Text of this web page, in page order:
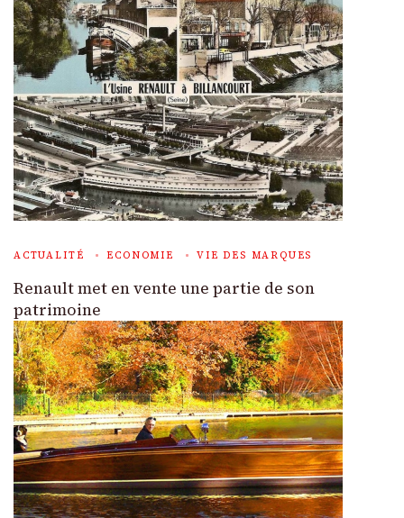
ACTUALITÉ ECONOMIE VIE DES MARQUES
Renault met en vente une partie de son
patrimoine